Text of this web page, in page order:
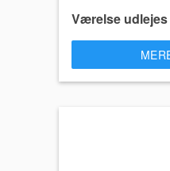
Værelse udlejes